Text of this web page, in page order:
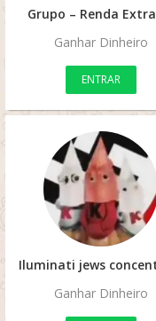
Grupo – Renda Extra
Ganhar Dinheiro
ENTRAR
Ganhar Dinheiro